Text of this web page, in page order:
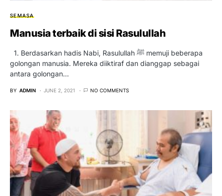
SEMASA
Manusia terbaik di sisi Rasulullah
1. Berdasarkan hadis Nabi, Rasulullah ﷺ memuji beberapa
golongan manusia. Mereka diiktiraf dan dianggap sebagai
antara golongan…
BY ADMIN JUNE 2, 2021 NO COMMENTS